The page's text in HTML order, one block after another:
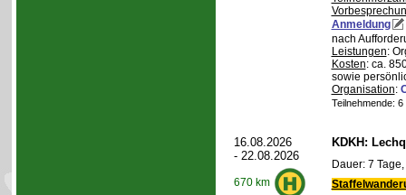
Anmeldung
nach
Leistungen:
Kosten: ca.
sowie
Organisation:
Teilnehmende:
16.08.2026
- 22.08.2026
670 km
KDKH:
Dauer: 7